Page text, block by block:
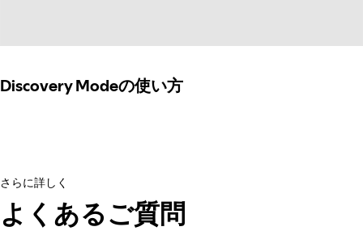
Discovery Modeの使い方
さらに詳しく
よくあるご質問